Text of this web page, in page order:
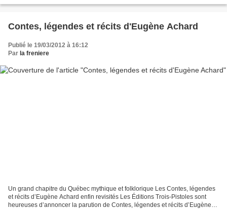
Contes, légendes et récits d'Eugène Achard
Publié le 19/03/2012 à 16:12
Par la freniere
Un grand chapitre du Québec mythique et folklorique Les Contes, légendes
et récits d’Eugène Achard enfin revisités Les Éditions Trois-Pistoles sont
heureuses d’annoncer la parution de Contes, légendes et récits d’Eugène